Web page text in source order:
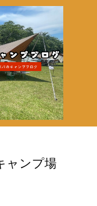
ャンプ場